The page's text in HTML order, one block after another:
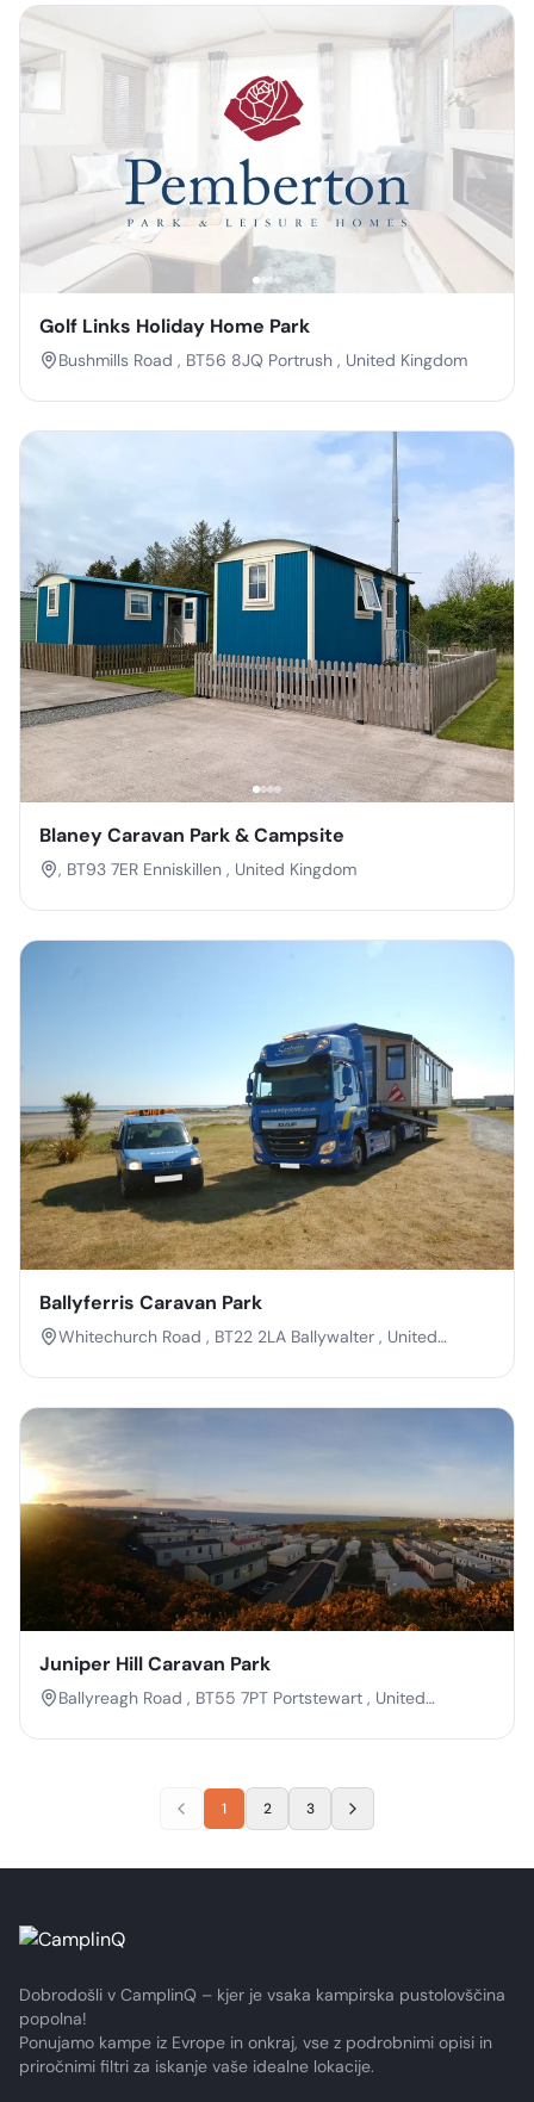
Golf Links Holiday Home Park
Bushmills Road , BT56 8JQ Portrush , United Kingdom
Blaney Caravan Park & Campsite
, BT93 7ER Enniskillen , United Kingdom
Ballyferris Caravan Park
Whitechurch Road , BT22 2LA Ballywalter , United
Juniper Hill Caravan Park
Ballyreagh Road , BT55 7PT Portstewart , United
1 2 3
Dobrodošli v CamplinQ – kjer je vsaka kampirska pustolovščina
popolna!
Ponujamo kampe iz Evrope in onkraj, vse z podrobnimi opisi in
priročnimi filtri za iskanje vaše idealne lokacije.